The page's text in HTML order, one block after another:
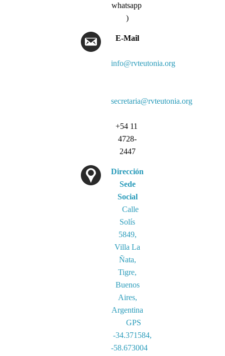
whatsapp
)
E-Mail
info@rvteutonia.org
secretaria@rvteutonia.org
+54 11
4728-
2447
Dirección
Sede
Social
Calle
Solís
5849,
Villa La
Ñata,
Tigre,
Buenos
Aires,
Argentina
GPS
-34.371584,
-58.673004